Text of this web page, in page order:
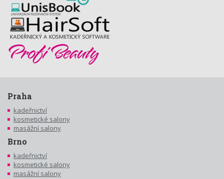
Praha
kadeřnictví
kosmetické salony
masážní salony
Brno
kadeřnictví
kosmetické salony
masážní salony